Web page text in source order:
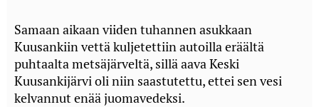
Samaan aikaan viiden tuhannen asukkaan
Kuusankiin vettä kuljetettiin autoilla eräältä
puhtaalta metsäjärveltä, sillä aava Keski
Kuusankijärvi oli niin saastutettu, ettei sen vesi
kelvannut enää juomavedeksi.